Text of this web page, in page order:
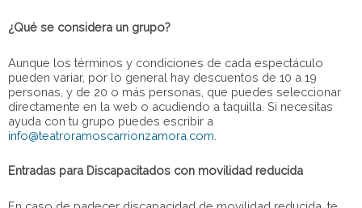
¿Qué se considera un grupo?
Aunque los términos y condiciones de cada espectáculo
pueden variar, por lo general hay descuentos de 10 a 19
personas, y de 20 o más personas, que puedes seleccionar
directamente en la web o acudiendo a taquilla. Si necesitas
ayuda con tu grupo puedes escribir a
info@teatroramoscarrionzamora.com
Entradas para Discapacitados con movilidad reducida